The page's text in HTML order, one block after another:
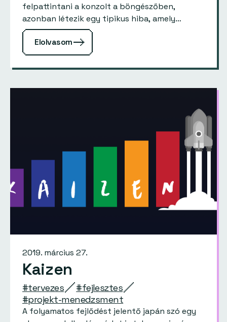
felpattintani a konzolt a böngészőben,
azonban létezik egy tipikus hiba, amely
meglehetősen gonosz természeténél fogva
jelentős károkat tud okozni az…
Elolvasom
2019. március 27.
Kaizen
#tervezes
#fejlesztes
#projekt-menedzsment
A folyamatos fejlődést jelentő japán szó egy